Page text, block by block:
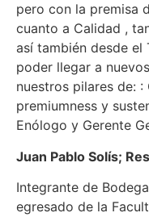
pero con la premisa
cuanto a Calidad ,
así también desde
poder llegar a
nuestros pilares de:
premiumness y
Enólogo y Gerente
Juan Pablo Solís;
Integrante de
egresado de la